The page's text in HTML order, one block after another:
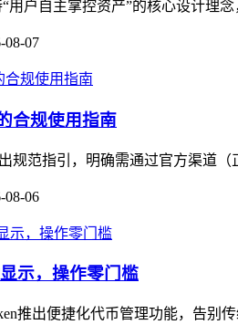
用户自主掌控资产”的核心设计
08-07
合规使用指南
规范指引，明确需通过官方渠道
08-06
示，操作零门槛
推出便捷化代币管理功能，告